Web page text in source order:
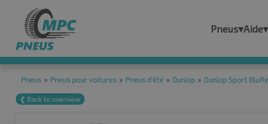
Pneus▾Aide▾
Pneus » Pneus pour voitures » Pneus d'été » Dunlop » Dunlop Sport
❮ Back to overview